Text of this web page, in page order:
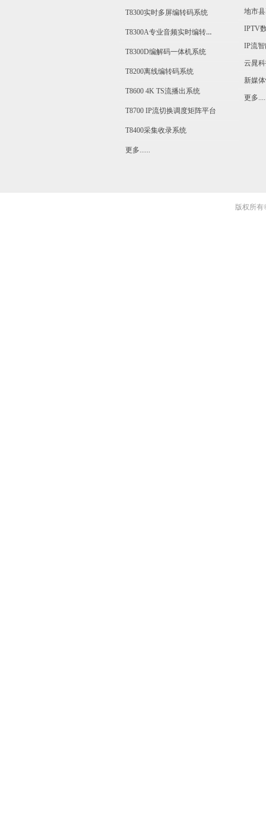
T8300实时多屏编转码系统
T8300A专业音频实时编转码系统
T8300D编解码一体机系统
T8200离线编转码系统
T8600 4K TS流播出系统
T8700 IP流切换调度矩阵平台
T8400采集收录系统
更多......
地市
IP流
云晁
新媒
更多
版权所